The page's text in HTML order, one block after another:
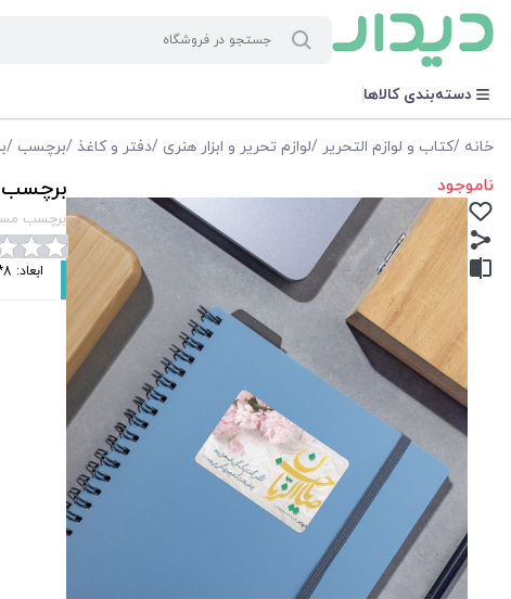
دسته‌بندی کالاها
خانه /کتاب و لوازم التحریر /لوازم تحریر و ابزار هنری /دفتر و کاغذ /برچسب /
ناموجود برچسب
برچسب
ابعاد: 8*4سانتی متر